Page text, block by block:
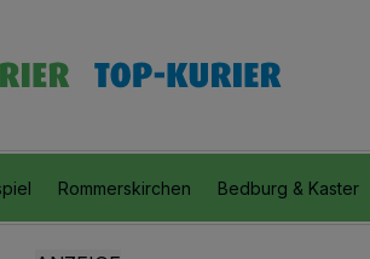
Rommerskirchen Bedburg & Kaster